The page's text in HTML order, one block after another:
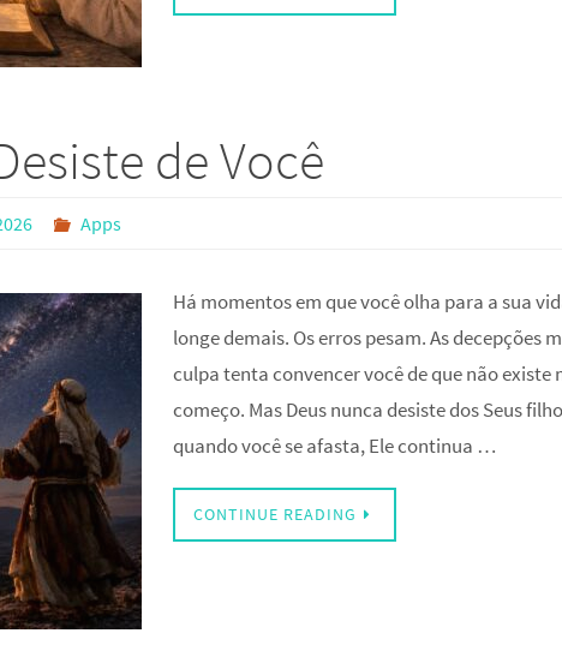
de Você
Apps
Há momentos em que você olha para a sua
longe demais. Os erros pesam. As decepções
culpa tenta convencer você de que não existe
começo. Mas Deus nunca desiste dos Seus
quando você se afasta, Ele continua …
CONTINUE READING